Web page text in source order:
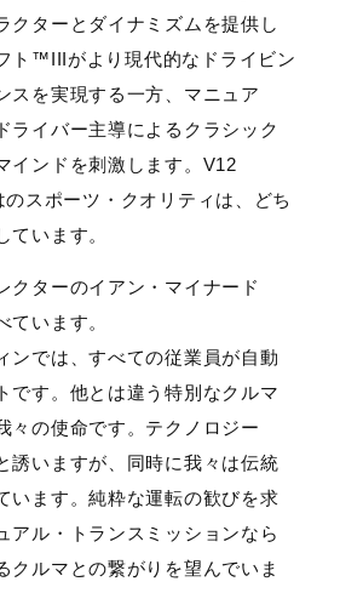
クターとダイナミズムを提供し
ト™IIIがより現代的なドライビン
スを実現する一方、マニュア
ライバー主導によるクラシック
インドを刺激します。V12
スポーツ・クオリティは、どち
ています。
クターのイアン・マイナード
ています。
ンでは、すべての従業員が自動
です。他とは違う特別なクルマ
々の使命です。テクノロジー
誘いますが、同時に我々は伝統
います。純粋な運転の歓びを求
アル・トランスミッションなら
クルマとの繋がりを望んでいま